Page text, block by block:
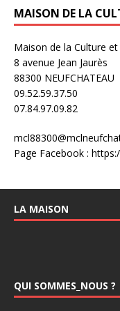
MAISON DE LA
Maison de la Culture
8 avenue Jean Jaurès
88300 NEUFCHATEAU
09.52.59.37.50
07.84.97.09.82
Page Facebook :
LA MAISON
QUI SOMMES_NOUS ?